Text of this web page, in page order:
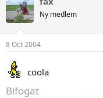
Ny medlem
8 Oct 2004
coola
Bifogat